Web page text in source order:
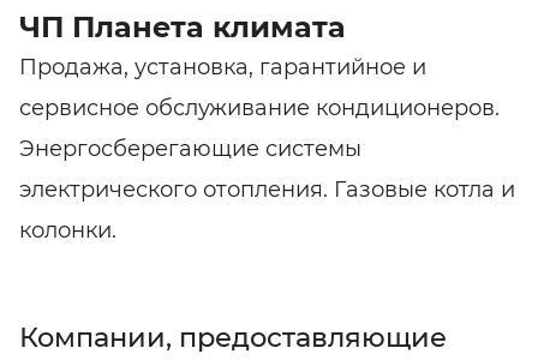
ЧП Планета климата
Продажа, установка, гарантийное и
сервисное обслуживание кондиционеров.
Энергосберегающие системы
электрического отопления. Газовые котла и
колонки.
Компании, предоставляющие